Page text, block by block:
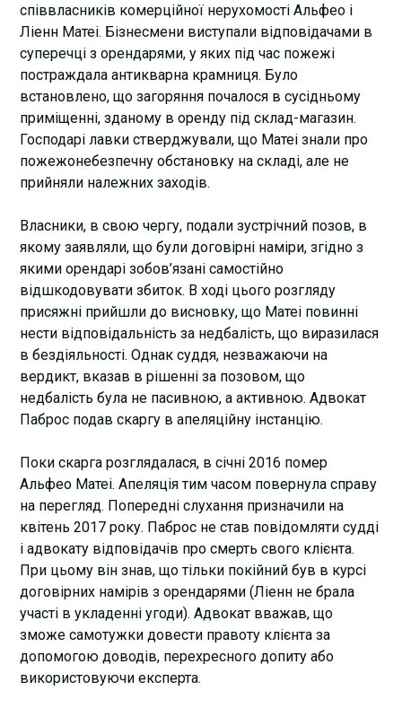
співвласників комерційної нерухомості Альфео і
Ліенн Матеі. Бізнесмени виступали відповідачами в
суперечці з орендарями, у яких під час пожежі
постраждала антикварна крамниця. Було
встановлено, що загоряння почалося в сусідньому
приміщенні, зданому в оренду під склад-магазин.
Господарі лавки стверджували, що Матеі знали про
пожежонебезпечну обстановку на складі, але не
прийняли належних заходів.
Власники, в свою чергу, подали зустрічний позов, в
якому заявляли, що були договірні наміри, згідно з
якими орендарі зобов’язані самостійно
відшкодовувати збиток. В ході цього розгляду
присяжні прийшли до висновку, що Матеі повинні
нести відповідальність за недбалість, що виразилася
в бездіяльності. Однак суддя, незважаючи на
вердикт, вказав в рішенні за позовом, що
недбалість була не пасивною, а активною. Адвокат
Паброс подав скаргу в апеляційну інстанцію.
Поки скарга розглядалася, в січні 2016 помер
Альфео Матеі. Апеляція тим часом повернула справу
на перегляд. Попередні слухання призначили на
квітень 2017 року. Паброс не став повідомляти судді
і адвокату відповідачів про смерть свого клієнта.
При цьому він знав, що тільки покійний був в курсі
договірних намірів з орендарями (Ліенн не брала
участі в укладенні угоди). Адвокат вважав, що
зможе самотужки довести правоту клієнта за
допомогою доводів, перехресного допиту або
використовуючи експерта.